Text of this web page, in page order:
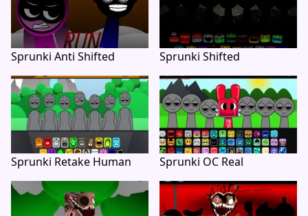
Sprunki Anti Shifted Sprunki Shifted
Sprunki Retake Human Sprunki OC Real